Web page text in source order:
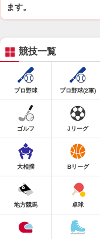
ます。
競技一覧
プロ野球 プロ野球(2軍)
ゴルフ Jリーグ
大相撲 Bリーグ
地方競馬 卓球